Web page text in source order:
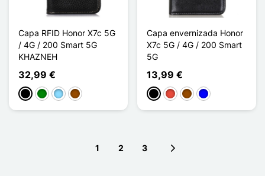
Capa RFID Honor X7c 5G
/ 4G / 200 Smart 5G
KHAZNEH
32,99 €
PretoVerdeAzul Claro
Castanho
Capa envernizada Honor
X7c 5G / 4G / 200 Smart
5G
13,99 €
PretoVermelho
Castanho
Azul
1 2 3